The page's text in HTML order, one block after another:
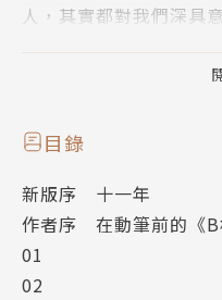
人，其實都對我們深具
分享與分擔，也經歷了
是，他們看見，原來，
是陪你一起完成的人。
作者簡介
藤井樹
目錄
新版序 十一年
作者序 在動筆前的《B
01
02